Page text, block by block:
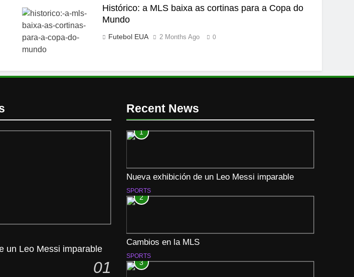
Histórico: a MLS baixa as cortinas para a Copa do
Mundo
Futebol EUA 2 Months Ago 0
un Leo Messi imparable
01
Recent News
1
Nueva exhibición de un Leo Messi imparable
SPORTS
2
Cambios en la MLS
SPORTS
3